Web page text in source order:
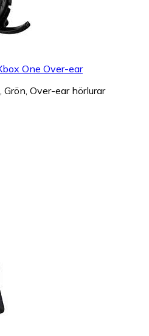
One Over-ear
Grön, Over-ear hörlurar